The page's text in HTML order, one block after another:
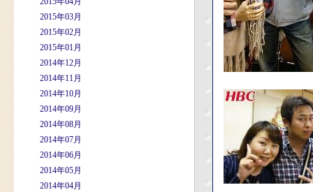
2015年03月
2015年02月
2015年01月
2014年12月
2014年11月
2014年10月
2014年09月
2014年08月
2014年07月
2014年06月
2014年05月
2014年04月